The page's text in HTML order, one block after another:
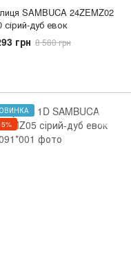
SAMBUCA 24ZEMZ02
сірий-дуб евок
грн 8 580 грн